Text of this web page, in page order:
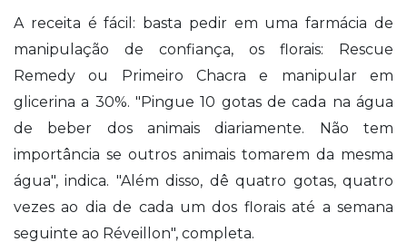
A receita é fácil: basta pedir em uma farmácia de
manipulação de confiança, os florais: Rescue
Remedy ou Primeiro Chacra e manipular em
glicerina a 30%. "Pingue 10 gotas de cada na água
de beber dos animais diariamente. Não tem
importância se outros animais tomarem da mesma
água", indica. "Além disso, dê quatro gotas, quatro
vezes ao dia de cada um dos florais até a semana
seguinte ao Réveillon", completa.